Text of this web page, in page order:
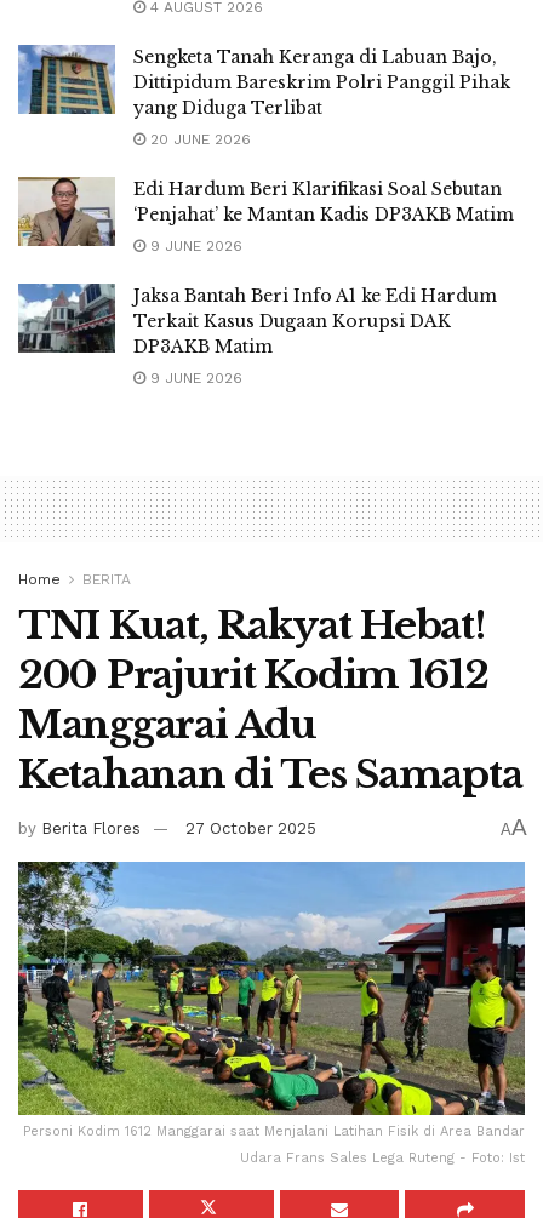
4 AUGUST 2026
Sengketa Tanah Keranga di Labuan Bajo,
Dittipidum Bareskrim Polri Panggil Pihak
yang Diduga Terlibat
20 JUNE 2026
Edi Hardum Beri Klarifikasi Soal Sebutan
‘Penjahat’ ke Mantan Kadis DP3AKB Matim
9 JUNE 2026
Jaksa Bantah Beri Info A1 ke Edi Hardum
Terkait Kasus Dugaan Korupsi DAK
DP3AKB Matim
9 JUNE 2026
Home BERITA
TNI Kuat, Rakyat Hebat!
200 Prajurit Kodim 1612
Manggarai Adu
Ketahanan di Tes Samapta
by Berita Flores 27 October 2025 AA
Personi Kodim 1612 Manggarai saat Menjalani Latihan Fisik di Area Bandar
Udara Frans Sales Lega Ruteng - Foto: Ist